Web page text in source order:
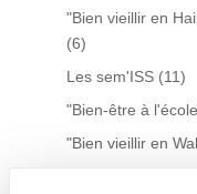
"Bien vieillir en
(6)
Les sem'ISS (11)
"Bien-être à
"Bien vieillir en
La gestion du